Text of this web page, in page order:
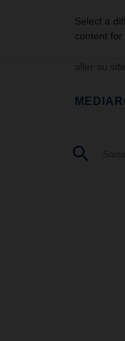
Select a
content for
aller au